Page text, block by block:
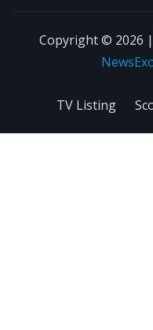
Copyright © 2026
TV Listing